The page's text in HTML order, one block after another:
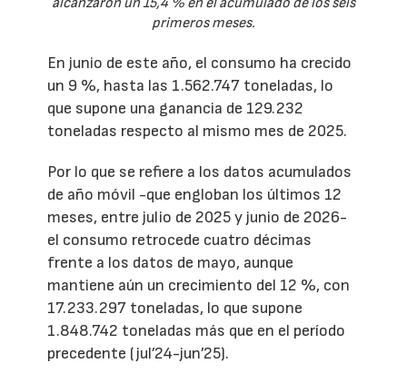
primeros meses.
En junio de este año, el consumo ha crecido
un 9 %, hasta las 1.562.747 toneladas, lo
que supone una ganancia de 129.232
toneladas respecto al mismo mes de 2025.
Por lo que se refiere a los datos acumulados
de año móvil -que engloban los últimos 12
meses, entre julio de 2025 y junio de 2026-
el consumo retrocede cuatro décimas
frente a los datos de mayo, aunque
mantiene aún un crecimiento del 12 %, con
17.233.297 toneladas, lo que supone
1.848.742 toneladas más que en el período
precedente (jul’24-jun’25).